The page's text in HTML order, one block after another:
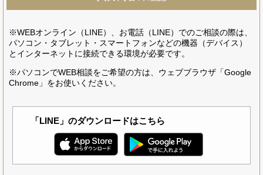
※WEBオンライン（LINE）、お電話（LINE）でのご相談の際は、
パソコン・タブレット・スマートフォンなどの機器（デバイス）
とインターネットに接続できる環境が必要です。
※パソコンでWEB相談をご希望の方は、ウェブブラウザ「Google
Chrome」をお使いください。
「LINE」のダウンロードはこちら